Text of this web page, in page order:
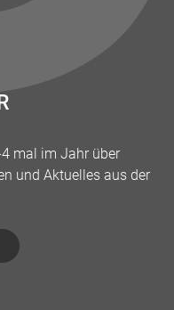
mal im Jahr über
und Aktuelles aus der